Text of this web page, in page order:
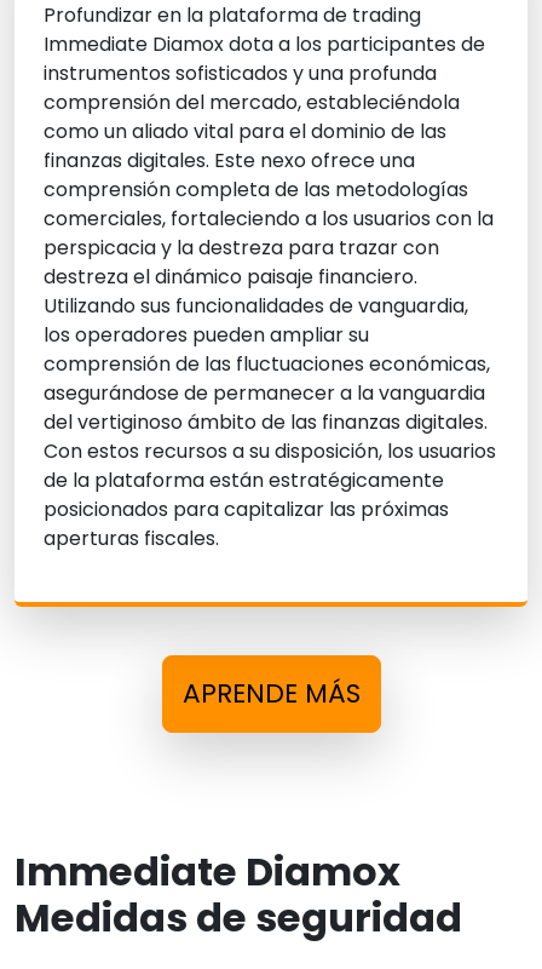
Profundizar en la plataforma de trading
Immediate Diamox dota a los participantes de
instrumentos sofisticados y una profunda
comprensión del mercado, estableciéndola
como un aliado vital para el dominio de las
finanzas digitales. Este nexo ofrece una
comprensión completa de las metodologías
comerciales, fortaleciendo a los usuarios con la
perspicacia y la destreza para trazar con
destreza el dinámico paisaje financiero.
Utilizando sus funcionalidades de vanguardia,
los operadores pueden ampliar su
comprensión de las fluctuaciones económicas,
asegurándose de permanecer a la vanguardia
del vertiginoso ámbito de las finanzas digitales.
Con estos recursos a su disposición, los usuarios
de la plataforma están estratégicamente
posicionados para capitalizar las próximas
aperturas fiscales.
APRENDE MÁS
Immediate Diamox
Medidas de seguridad